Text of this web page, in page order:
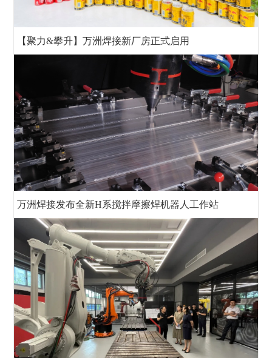
【聚力&攀升】万洲焊接新厂房正式启用
万洲焊接发布全新H系搅拌摩擦焊机器人工作站